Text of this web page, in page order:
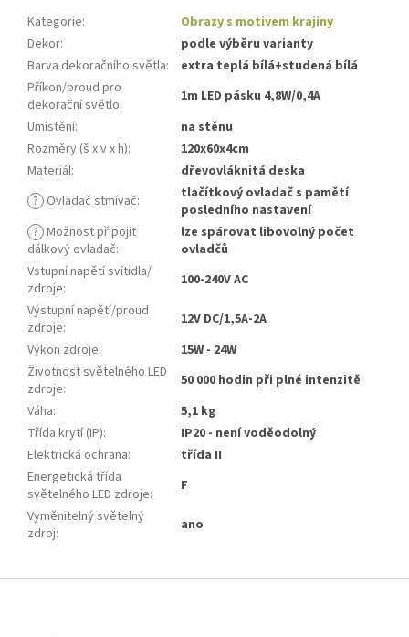
Kategorie:
Obrazy s motivem krajiny
Dekor:
podle výběru varianty
Barva dekoračního světla:
extra teplá bílá+studená bílá
Příkon/proud pro
dekorační světlo:
1m LED pásku 4,8W/0,4A
Umístění:
na stěnu
Rozměry (š x v x h):
120x60x4cm
Materiál:
dřevovláknitá deska
? Ovladač stmívač:
tlačítkový ovladač s pamětí
posledního nastavení
? Možnost připojit
dálkový ovladač:
lze spárovat libovolný počet
ovladčů
Vstupní napětí svítidla/
zdroje:
100-240V AC
Výstupní napětí/proud
zdroje:
12V DC/1,5A-2A
Výkon zdroje:
15W - 24W
Životnost světelného LED
zdroje:
50 000 hodin při plné intenzitě
Váha:
5,1 kg
Třída krytí (IP):
IP20 - není voděodolný
Elektrická ochrana:
třída II
Energetická třída
světelného LED zdroje:
F
Vyměnitelný světelný
zdroj: ano